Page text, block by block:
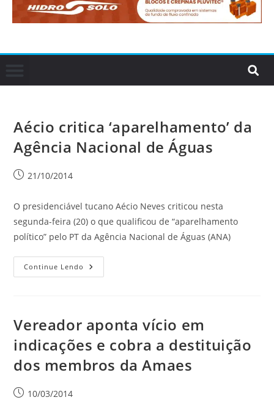
Aécio critica ‘aparelhamento’ da
Agência Nacional de Águas
21/10/2014
O presidenciável tucano Aécio Neves criticou nesta
segunda-feira (20) o que qualificou de “aparelhamento
político” pelo PT da Agência Nacional de Águas (ANA)
Continue Lendo
Vereador aponta vício em
indicações e cobra a destituição
dos membros da Amaes
10/03/2014